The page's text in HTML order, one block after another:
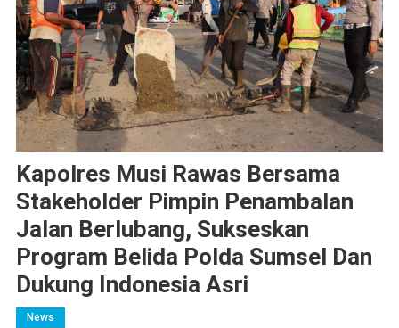
Kapolres Musi Rawas Bersama
Stakeholder Pimpin Penambalan
Jalan Berlubang, Sukseskan
Program Belida Polda Sumsel Dan
Dukung Indonesia Asri
News